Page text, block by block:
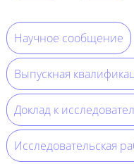
Научное сообщение
Выпускная
Доклад к
Исследовательская